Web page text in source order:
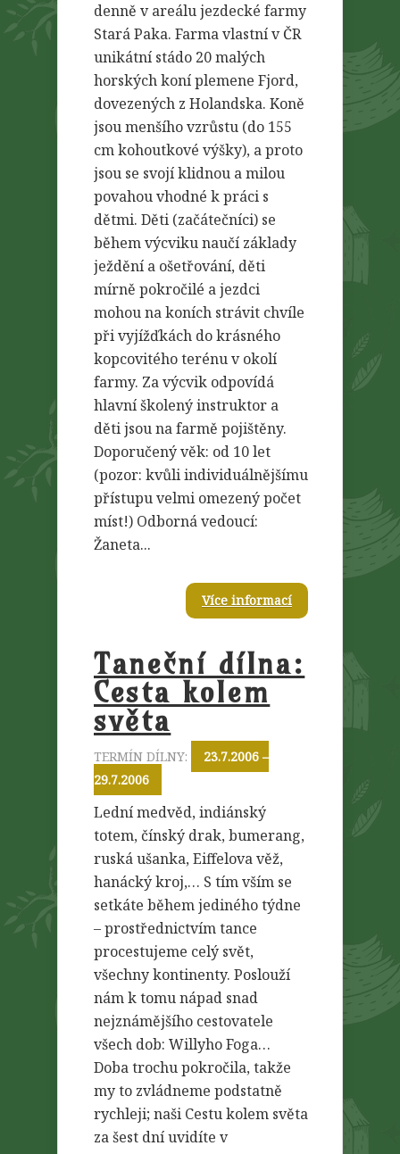
denně v areálu jezdecké farmy
Stará Paka. Farma vlastní v ČR
unikátní stádo 20 malých
horských koní plemene Fjord,
dovezených z Holandska. Koně
jsou menšího vzrůstu (do 155
cm kohoutkové výšky), a proto
jsou se svojí klidnou a milou
povahou vhodné k práci s
dětmi. Děti (začátečníci) se
během výcviku naučí základy
ježdění a ošetřování, děti
mírně pokročilé a jezdci
mohou na koních strávit chvíle
při vyjížďkách do krásného
kopcovitého terénu v okolí
farmy. Za výcvik odpovídá
hlavní školený instruktor a
děti jsou na farmě pojištěny.
Doporučený věk: od 10 let
(pozor: kvůli individuálnějšímu
přístupu velmi omezený počet
míst!) Odborná vedoucí:
Žaneta...
Více informací
Taneční dílna:
Cesta kolem
světa
TERMÍN DÍLNY:
23.7.2006 –
29.7.2006
Lední medvěd, indiánský
totem, čínský drak, bumerang,
ruská ušanka, Eiffelova věž,
hanácký kroj,… S tím vším se
setkáte během jediného týdne
– prostřednictvím tance
procestujeme celý svět,
všechny kontinenty. Poslouží
nám k tomu nápad snad
nejznámějšího cestovatele
všech dob: Willyho Foga…
Doba trochu pokročila, takže
my to zvládneme podstatně
rychleji; naši Cestu kolem světa
za šest dní uvidíte v